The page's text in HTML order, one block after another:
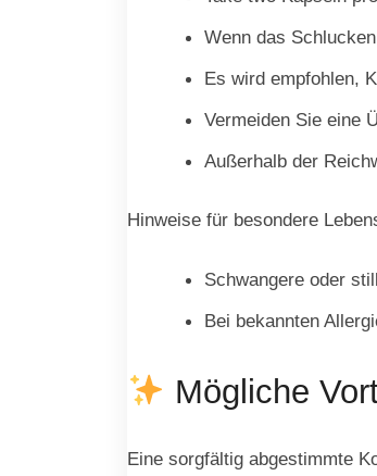
Wenn das
Es wird empfohlen,
Vermeiden Sie eine
Außerhalb der
Hinweise für besondere
Schwangere oder
Bei bekannten
Mögliche
Eine sorgfältig abgestimmte